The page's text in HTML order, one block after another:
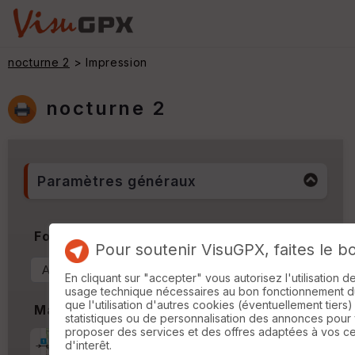
nocturne 2 > Impression
nocturne 2
Paramètres généraux
Format & Orientation
Marges
Pour soutenir VisuGPX, faites le
En cliquant sur "accepter" vous autorisez l'utilisation
usage technique nécessaires au bon fonctionnement
que l'utilisation d'autres cookies (éventuellement
statistiques ou de personnalisation des annonces pour
proposer des services et des offres adaptées à vos
d'interêt.